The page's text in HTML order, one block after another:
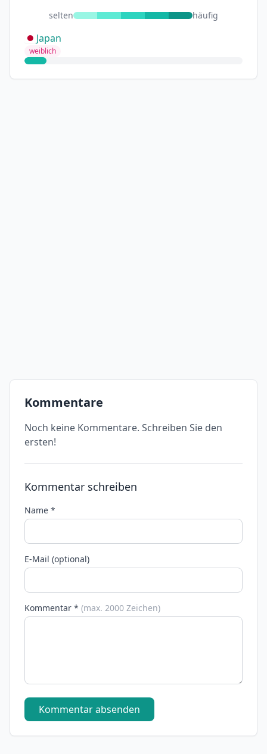
selten häufig
Japan
weiblich
Kommentare
Noch keine Kommentare. Schreiben Sie den
ersten!
Kommentar schreiben
Name *
E-Mail (optional)
Kommentar * (max. 2000 Zeichen)
Kommentar absenden